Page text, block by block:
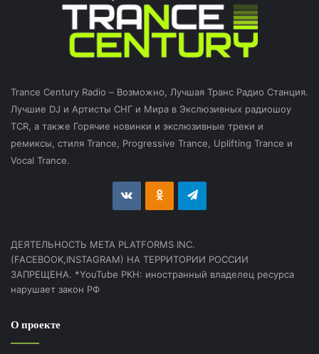
Trance Century Radio – Возможно, Лучшая Транс Радио Станция.
Лучшие DJ и Артисты СНГ и Мира в Экслюзивных радиошоу
TCR, а также Горячие новинки и экслюзивные треки и
ремиксы, стиля Trance, Progressive Trance, Uplifting Trance и
Vocal Trance.
vk.com Odnoklassniki
Telegram
ДЕЯТЕЛЬНОСТЬ МЕТА PLATFORMS INC.
(FACEBOOK,INSTAGRAM) НА ТЕРРИТОРИИ РОССИИ
ЗАПРЕЩЕНА. *YouTube РКН: иностранный владелец ресурса
нарушает закон РФ
О проекте